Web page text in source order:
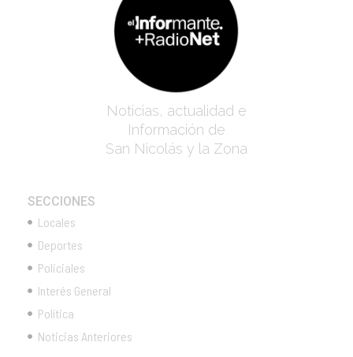
Noticias, actualidad e
Información de
San Nicolás y la Zona
SECCIONES
Locales
Deportes
Policiales
Interés General
Política
Noticias Anteriores